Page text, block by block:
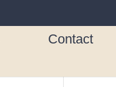
Contact